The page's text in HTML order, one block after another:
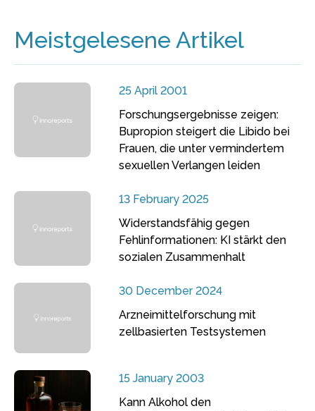
Meistgelesene Artikel
25 April 2001
Forschungsergebnisse zeigen:
Bupropion steigert die Libido bei
Frauen, die unter vermindertem
sexuellen Verlangen leiden
13 February 2025
Widerstandsfähig gegen
Fehlinformationen: KI stärkt den
sozialen Zusammenhalt
30 December 2024
Arzneimittelforschung mit
zellbasierten Testsystemen
15 January 2003
Kann Alkohol den